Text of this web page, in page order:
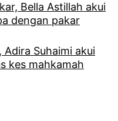
Bella Astillah akui
dengan pakar
Adira Suhaimi akui
kes mahkamah